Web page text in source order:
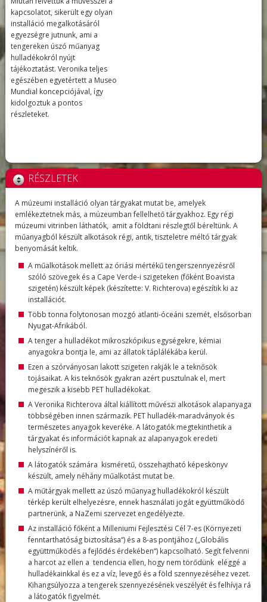
kapcsolatot, sikerült egy olyan
installáció megalkotásáról
egyezségre jutnunk, ami a
tengereken úszó műanyag
hulladékokról nyújt
tájékoztatást. Veronika teljes
egészében egyetértett a Museo
Mundial koncepciójával, így
kidolgoztuk a pontos
részleteket.
RÉSZLETEK
A múzeumi installáció olyan tárgyakat mutat be, amelyek
emlékeztetnek más, a múzeumban fellelhető tárgyakhoz. Egy régi
múzeumi vitrinben láthatók, amit a földtani részlegtől béreltünk. A
műanyagból készült alkotások régi, antik, tiszteletre méltó tárgyak
benyomását keltik.
A műalkotások mellett az óriási mértékű tengerszennyezésről
szóló szövegek és a Cape Verde-i szigeteken (főként Boavista
szigetén) készült képek (készítette: V. Richterova) egészítik ki az
installációt.
Több tonna folytonosan mozgó atlanti-óceáni szemét, elsősorban
Nyugat-Afrikából.
A tenger a hulladékot mikroszkópikus egységekre, kémiai
anyagokra bontja le, ami az állatok táplálékába kerül.
Ezen a szórványosan lakott szigeten rakják le a teknősök
tojásaikat. A kis teknősök gyakran azért pusztulnak el, mert
megeszik a kisebb PET hulladékokat.
A Veronika Richterova által kiállított művészi alkotások alapanyaga
többségében innen származik. PET hulladék-maradványok és
természetes anyagok keveréke. A látogatók megtekinthetik a
tárgyakat és információt kapnak az alapanyagok eredeti
helyszínéről is.
A látogatók számára kisméretű, összehajtható képeskönyv
készült, amely néhány műalkotást mutat be.
A műtárgyak mellett az úszó műanyag hulladékokról készült
térkép került elhelyezésre, ennek használati jogát együttműködő
partnerünk, a NaZemi szervezet engedélyezte.
Az installáció főként a Milleniumi Fejlesztési Cél 7-es (Környezeti
fenntarthatóság biztosítása“) és a 8-as pontjához („Globális
együttműködés a fejlődés érdekében“) kapcsolható. Segít felvenni
a harcot az ellen a tendencia ellen, hogy nem törődünk eléggé a
hulladékainkkal és ez a víz, levegő és a föld szennyezéséhez vezet.
Kihangsúlyozza a tengerek szennyezésének veszélyét és felhívja rá
a látogatók figyelmét.